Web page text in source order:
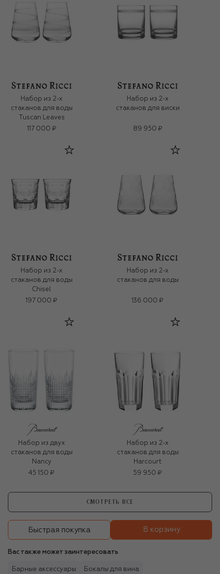
Набор из 2-х
стаканов для воды
Tuscan Leaves
117 000 ₽
Набор из 2-х
стаканов для виски
89 950 ₽
Набор из 2-х
стаканов для воды
Chisel
197 000 ₽
Набор из 2-х
стаканов для воды
136 000 ₽
Набор из двух
стаканов для воды
Nancy
45 150 ₽
Набор из 2-х
стаканов для воды
Harcourt
59 950 ₽
СМОТРЕТЬ ВСЕ
Быстрая покупка В корзину
Вас также может заинтересовать
Барные аксессуары Бокалы для вина